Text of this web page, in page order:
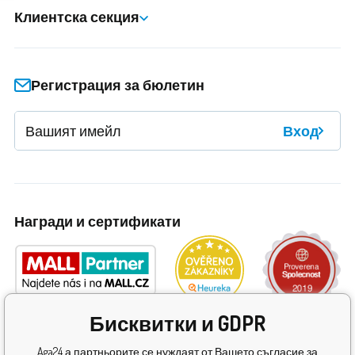
Клиентска секция
Регистрация за бюлетин
Вход
Награди и сертификати
Бисквитки и GDPR
Aga24 а партньорите се нуждаят от Вашето съгласие за